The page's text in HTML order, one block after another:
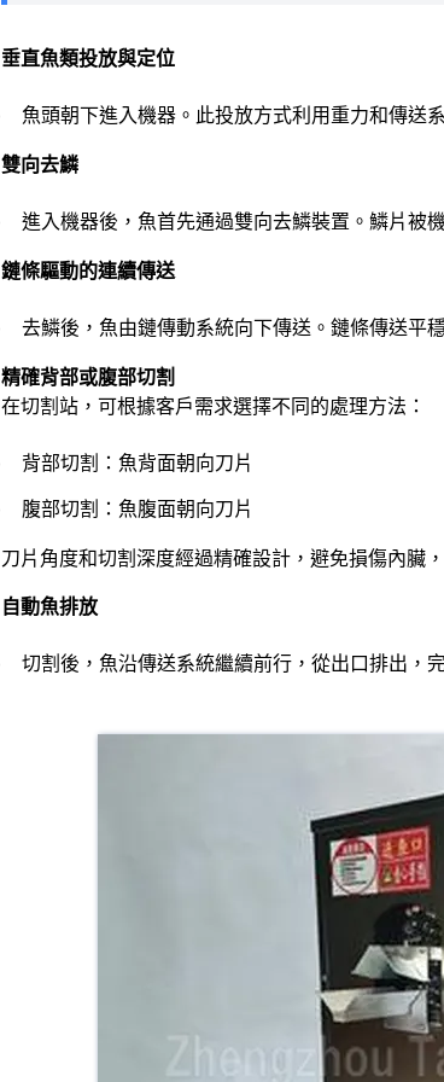
垂直魚類投放與定位
魚頭朝下進入機器。此投放方式利用重力和傳送
雙向去鱗
進入機器後，魚首先通過雙向去鱗裝置。鱗片被
鏈條驅動的連續傳送
去鱗後，魚由鏈傳動系統向下傳送。鏈條傳送平
精確背部或腹部切割
在切割站，可根據客戶需求選擇不同的處理方法：
背部切割：魚背面朝向刀片
腹部切割：魚腹面朝向刀片
刀片角度和切割深度經過精確設計，避免損傷內臟
自動魚排放
切割後，魚沿傳送系統繼續前行，從出口排出，